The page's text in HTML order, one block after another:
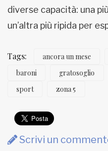
diverse capacità: una
un’altra più ripida per
Tags: ancora un mese
baroni
gratosoglio
sport
zona 5
Scrivi un